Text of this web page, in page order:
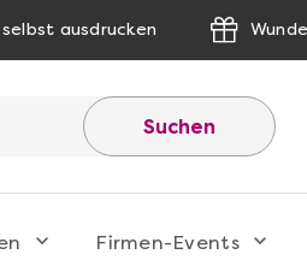
ausdrucken
Suchen
Firmen-Events